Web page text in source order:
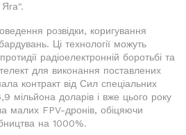
розвідки, коригування
Ці технології можуть
радіоелектронній боротьбі та
для виконання поставлених
контракт від Сил спеціальних
мільйона доларів і вже цього року
малих FPV-дронів, обіцяючи
на 1000%.